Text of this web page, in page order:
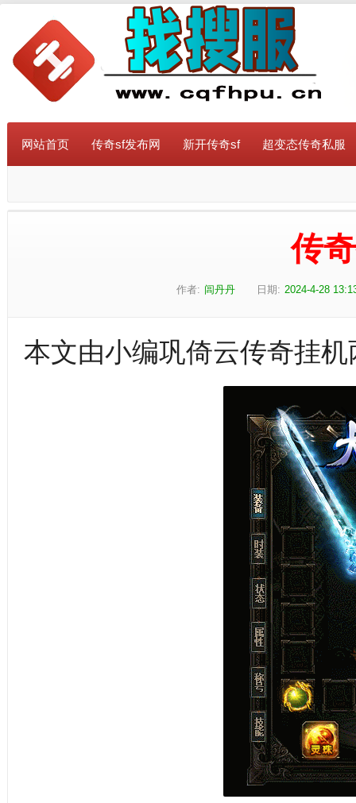
网站首页 传奇sf发布网 新开传奇sf 超变态传奇私服
传
作者: 闾丹丹 日期: 2024-4-28
本文由小编巩倚云传奇挂机